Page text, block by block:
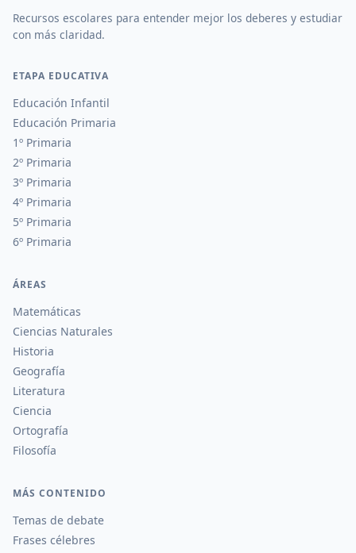
Recursos escolares para entender mejor los deberes y estudiar
con más claridad.
ETAPA EDUCATIVA
Educación Infantil
Educación Primaria
1º Primaria
2º Primaria
3º Primaria
4º Primaria
5º Primaria
6º Primaria
ÁREAS
Matemáticas
Ciencias Naturales
Historia
Geografía
Literatura
Ciencia
Ortografía
Filosofía
MÁS CONTENIDO
Temas de debate
Frases célebres